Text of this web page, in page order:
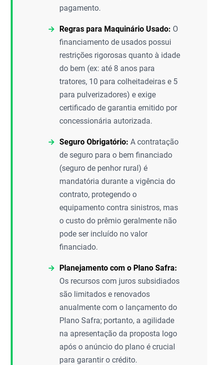
pagamento.
Regras para Maquinário Usado: O
financiamento de usados possui
restrições rigorosas quanto à idade
do bem (ex: até 8 anos para
tratores, 10 para colheitadeiras e 5
para pulverizadores) e exige
certificado de garantia emitido por
concessionária autorizada.
Seguro Obrigatório: A contratação
de seguro para o bem financiado
(seguro de penhor rural) é
mandatória durante a vigência do
contrato, protegendo o
equipamento contra sinistros, mas
o custo do prêmio geralmente não
pode ser incluído no valor
financiado.
Planejamento com o Plano Safra:
Os recursos com juros subsidiados
são limitados e renovados
anualmente com o lançamento do
Plano Safra; portanto, a agilidade
na apresentação da proposta logo
após o anúncio do plano é crucial
para garantir o crédito.